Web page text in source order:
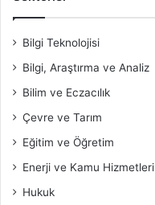
Bilgi Teknolojisi
Bilgi, Araştırma ve Analiz
Bilim ve Eczacılık
Çevre ve Tarım
Eğitim ve Öğretim
Enerji ve Kamu Hizmetleri
Hukuk